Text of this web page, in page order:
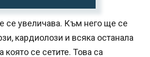
се увеличава. Към него ще се
кардиолози и всяка останала
която се сетите. Това са